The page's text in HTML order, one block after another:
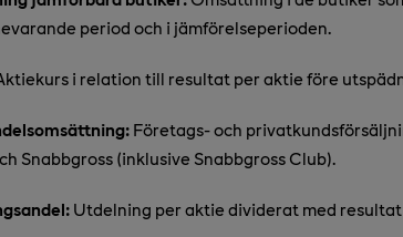
period och i jämförelseperioden.
i relation till resultat per aktie före
Företags- och
Snabbgross (inklusive Snabbgross Club).
Utdelning per aktie dividerat med